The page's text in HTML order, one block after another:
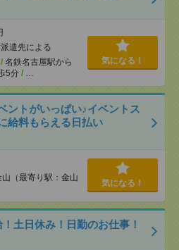
遣先による
/ 名鉄名古屋駅から
5分 / …
気になる！
ントがいっぱい♪イベントス
給料もらえる日払い
（最寄り駅：金山
気になる！
土日休み！日勤のお仕事！